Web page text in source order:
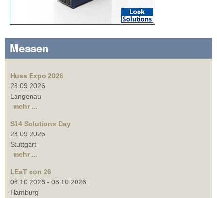
Messen
Huss Expo 2026
23.09.2026
Langenau
mehr ...
S14 Solutions Day
23.09.2026
Stuttgart
mehr ...
LEaT con 26
06.10.2026 - 08.10.2026
Hamburg